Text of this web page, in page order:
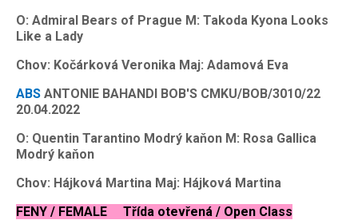
O: Admiral Bears of Prague M: Takoda Kyona Looks
Like a Lady
Chov: Kočárková Veronika Maj: Adamová Eva
ABS ANTONIE BAHANDI BOB'S CMKU/BOB/3010/22
20.04.2022
O: Quentin Tarantino Modrý kaňon M: Rosa Gallica
Modrý kaňon
Chov: Hájková Martina Maj: Hájková Martina
FENY / FEMALE Třída otevřená / Open Class